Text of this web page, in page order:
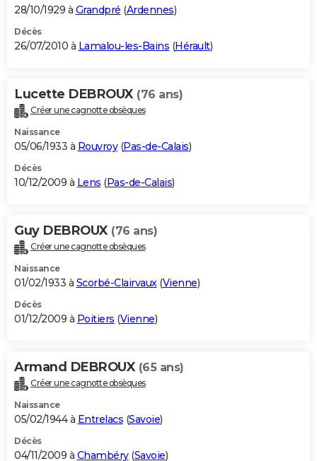
28/10/1929 à Grandpré (Ardennes)
Décès
26/07/2010 à Lamalou-les-Bains (Hérault)
Lucette DEBROUX (76 ans)
Créer une cagnotte obsèques
Naissance
05/06/1933 à Rouvroy(Pas-de-Calais)
Décès
10/12/2009 à Lens (Pas-de-Calais)
Guy DEBROUX (76 ans)
Créer une cagnotte obsèques
Naissance
01/02/1933 à Scorbé-Clairvaux(Vienne)
Décès
01/12/2009 à Poitiers (Vienne)
Armand DEBROUX (65 ans)
Créer une cagnotte obsèques
Naissance
05/02/1944 à Entrelacs (Savoie)
Décès
04/11/2009 à Chambéry(Savoie)